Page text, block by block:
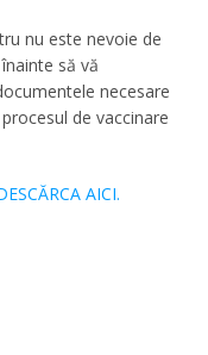
nu este nevoie de
să vă
necesare
de vaccinare
AICI.